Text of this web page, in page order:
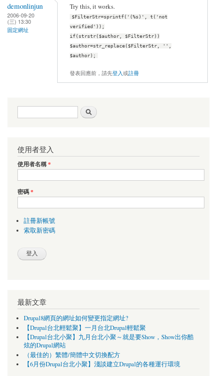
demonlinjun
2006-09-20
(三) 13:30
固定網址
Try this, it works.
$FilterStr=sprintf('(%s)', t('not
verified'));
if(strstr($author, $FilterStr))
$author=str_replace($FilterStr, '',
$author);
發表回應前，請先登入或註冊
搜尋表單
使用者登入
使用者名稱*
密碼*
註冊新帳號
索取新密碼
最新文章
Drupal8網頁的網址如何變更指定網址?
【Drupal台北輕鬆聚】一月台北Drupal輕鬆聚
【Drupal台北小聚】九月台北小聚～就是要Show，Show出你酷
炫的Drupal網站
（最佳的）繁體/簡體中文切換配方
【6月份Drupal台北小聚】淺談建立Drupal的各種運行環境